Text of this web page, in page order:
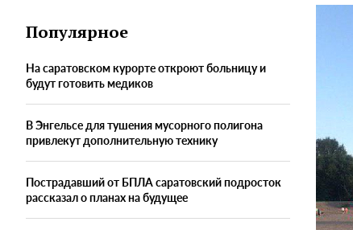
Популярное
На саратовском курорте откроют больницу и
будут готовить медиков
В Энгельсе для тушения мусорного полигона
привлекут дополнительную технику
Пострадавший от БПЛА саратовский подросток
рассказал о планах на будущее